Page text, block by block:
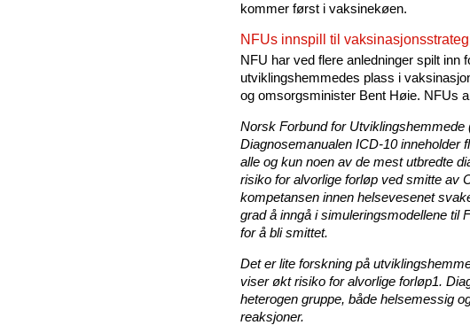
kommer først i vaksinekøen.
NFUs innspill til
NFU har ved flere anledninger spilt
utviklingshemmedes plass i
og omsorgsminister Bent Høie. NFUs
Norsk Forbund for
Diagnosemanualen ICD-10 inneholder
alle og kun noen av de mest utbredte
risiko for alvorlige forløp ved smitte av
kompetansen innen helsevesenet
grad å inngå i simuleringsmodellene til
for å bli smittet.
Det er lite forskning på
viser økt risiko for alvorlige forløp1.
heterogen gruppe, både helsemessig
reaksjoner.